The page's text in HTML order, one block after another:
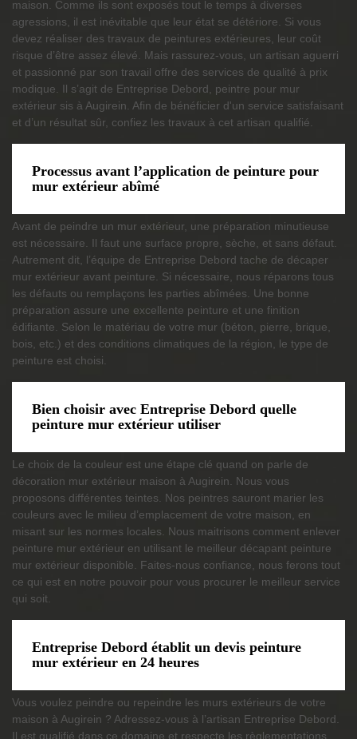
maison. Comme ils sont exposés tout le temps à diverses
agressions, il est inévitable que leur état se détériore. Si vous
devez réaliser des travaux de peintures extérieures, leur coût
risque d’être assez élevé. Mais rassurez-vous, un artisan aguerri
et passionné par son travail offre des services de qualité à prix
modique. Il s’agit de Entreprise Debord, peintre pour mur
extérieur sis à Augirein. Afin de bénéficier d'un service satisfaisant
et d’un résultat sûr, confiez les travaux à cet artisan qualifié.
Processus avant l’application de peinture pour
mur extérieur abîmé
Avant de peindre un mur extérieur, une préparation minutieuse
est nécessaire. Il faut une surface propre, sèche, et sans défaut.
Autrement dit, l’équipe de Entreprise Debord tache de décaper
mur extérieur avant peinture. Si nécessaire, nous réparons tous
les défauts ou remplaçons les parties abîmées. Une bonne
préparation assure une excellente peinture et une finition
édifiante. Selon le matériau de votre mur (béton, pierre, brique,
bois, etc.) et des conditions climatiques de la région, le type de
peinture est choisi.
Bien choisir avec Entreprise Debord quelle
peinture mur extérieur utiliser
Le choix de la couleur est une étape clé quand on parle de
décoration mur extérieur maison à Augirein. Nous vous
proposons différentes teintes. Nos peintres sauront marier les
couleurs avec le milieu d’emplacement de votre maison, en
misant sur les normes locales. Nous maitrisons comment enlever
peinture mur extérieur en utilisant le meilleur décapant peinture
mur extérieur disponible. Faites-nous confiance, nous ferons tout
ce qui est en notre pouvoir pour vous procurer le meilleur service
qui soit.
Entreprise Debord établit un devis peinture
mur extérieur en 24 heures
Vous voulez peindre ou repeindre les murs extérieurs de votre
maison à Augirein ? Adressez-vous à l’artisan Entreprise Debord.
Il est qualifié dans ce domaine et respecte les règlementations.